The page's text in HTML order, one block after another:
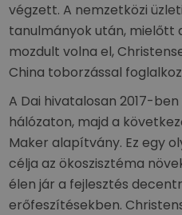
végzett. A nemzetközi
tanulmányok után, mielőtt
mozdult volna el,
China toborzással
A Dai hivatalosan 2017-
hálózaton, majd a
Maker alapítvány. Ez egy
célja az ökoszisztéma
élen jár a fejlesztés
erőfeszítésekben.